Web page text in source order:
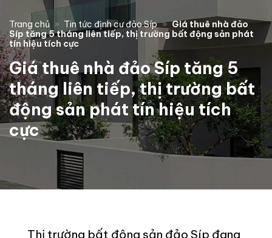
Trang chủ » Tin tức định cư đảo Síp » Giá thuê nhà đảo
Síp tăng 5 tháng liên tiếp, thị trường bất động sản phát
tín hiệu tích cực
Giá thuê nhà đảo Síp tăng 5
tháng liên tiếp, thị trường bất
động sản phát tín hiệu tích
cực
Thị trường bất động sản đảo Síp đang